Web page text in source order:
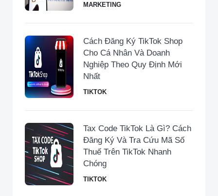
MARKETING
Cách Đăng Ký TikTok Shop
Cho Cá Nhân Và Doanh
Nghiệp Theo Quy Định Mới
Nhất
TIKTOK
Tax Code TikTok Là Gì? Cách
Đăng Ký Và Tra Cứu Mã Số
Thuế Trên TikTok Nhanh
Chóng
TIKTOK